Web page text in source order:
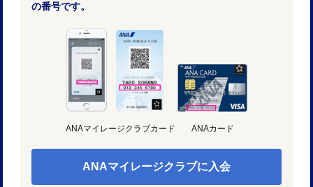
の番号です。
ANAマイレージクラブカード ANAカード
ANAマイレージクラブに入会